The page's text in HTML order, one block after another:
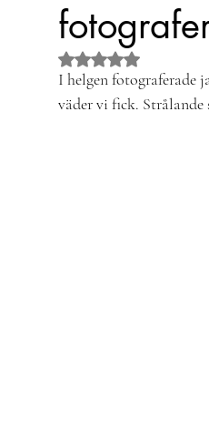
Betygsatt till NaN av
I helgen
väder vi fick.